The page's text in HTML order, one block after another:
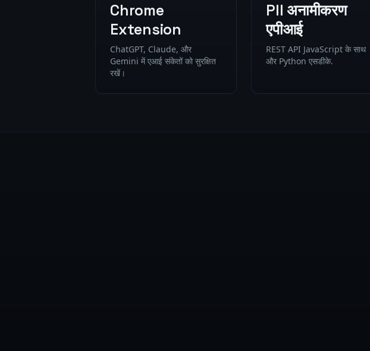
Chrome
Extension
ChatGPT, Claude, और
Gemini में एआई संकेतों को सुरक्षित
रखें।
PII अनामीकरण
एपीआई
REST API JavaScript के साथ
और Python एसडीके.